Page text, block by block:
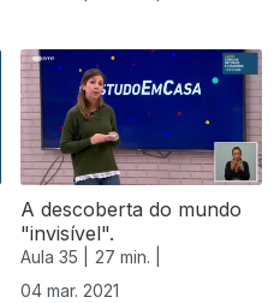
A descoberta do mundo
"invisível".
Aula 35 |
27 min. |
04 mar. 2021